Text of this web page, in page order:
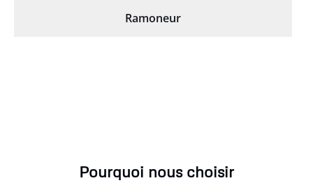
Ramoneur
Pourquoi nous choisir